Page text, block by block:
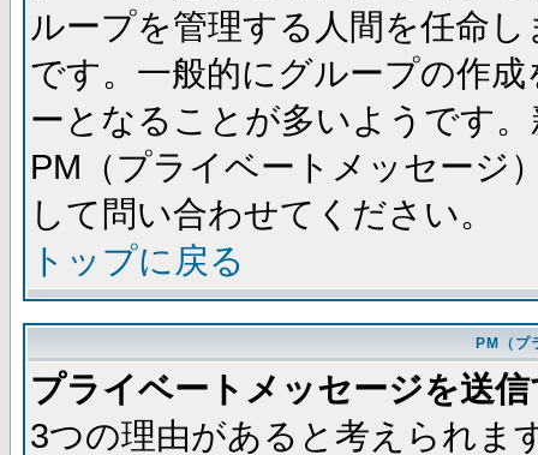
ループを管理する人間を任命
です。一般的にグループの作
ーとなることが多いようです
PM（プライベートメッセージ
して問い合わせてください。
トップに戻る
PM（プ
プライベートメッセージを送
3つの理由があると考えられま